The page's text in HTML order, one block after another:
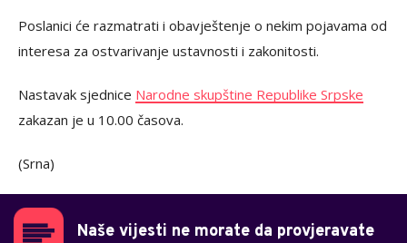
Poslanici će razmatrati i obavještenje o nekim pojavama od
interesa za ostvarivanje ustavnosti i zakonitosti.
Nastavak sjednice Narodne skupštine Republike Srpske
zakazan je u 10.00 časova.
(Srna)
Naše vijesti ne morate da provjeravate